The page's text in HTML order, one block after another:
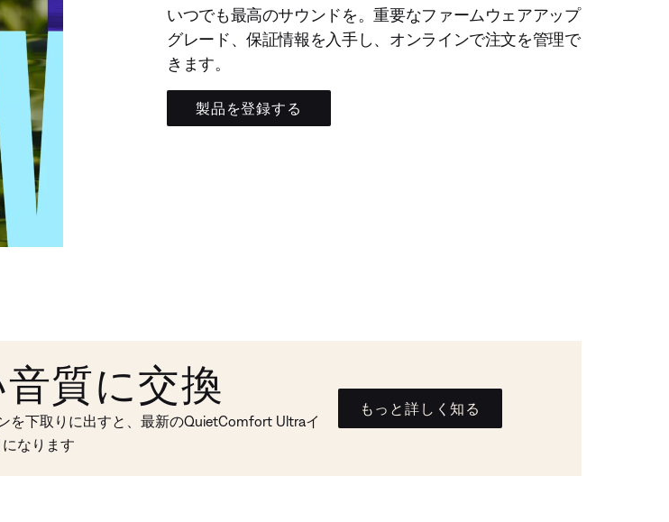
いつでも最高のサウンドを。重要なファームウェアアップ
グレード、保証情報を入手し、オンラインで注文を管理で
きます。
製品を登録する
質に交換
を下取りに出すと、最新のQuietComfort Ultraイ
なります
もっと詳しく知る